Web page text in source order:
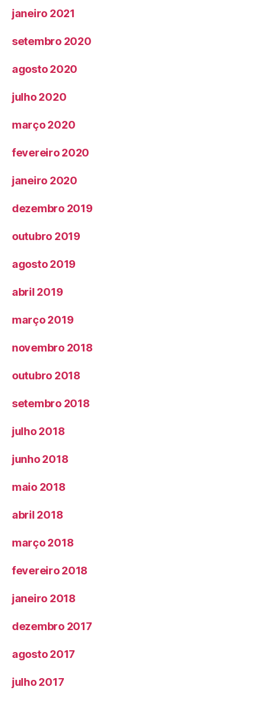
janeiro 2021
setembro 2020
agosto 2020
julho 2020
março 2020
fevereiro 2020
janeiro 2020
dezembro 2019
outubro 2019
agosto 2019
abril 2019
março 2019
novembro 2018
outubro 2018
setembro 2018
julho 2018
junho 2018
maio 2018
abril 2018
março 2018
fevereiro 2018
janeiro 2018
dezembro 2017
agosto 2017
julho 2017